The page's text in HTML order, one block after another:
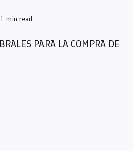
1 min read.